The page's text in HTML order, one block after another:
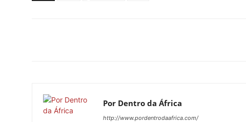
Por Dentro da África
http://www.pordentrodaafrica.com/